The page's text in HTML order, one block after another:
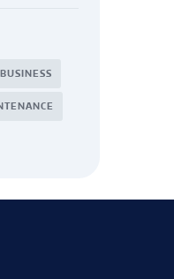
BUSINESS